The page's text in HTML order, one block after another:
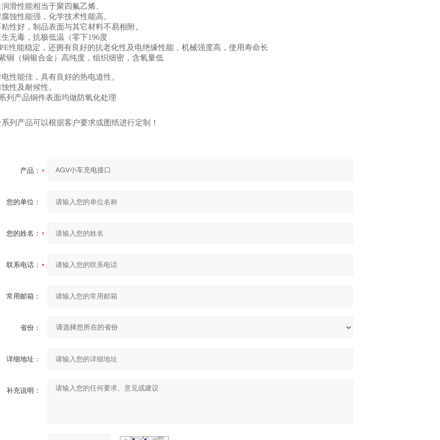
润滑性能相当于聚四氟乙烯。
腐蚀性能强，化学技术性能高。
性好，制品表面与其它材料不易相附。
生无毒，抗极低温（零下196度
性能稳定，还拥有良好的抗老化性及电绝缘性能，机械强度高，使用寿命长
铜（铜银合金）高纯度，组织细密，含氧量低
电性能佳，具有良好的热电道性。
性及耐候性。
列产品铜件表面均做防氧化处理
列产品可以根据客户要求或图纸进行定制！
产品：
您的单位：
您的姓名：
联系电话：
常用邮箱：
省份：
详细地址：
补充说明：